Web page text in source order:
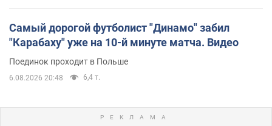
Самый дорогой футболист "Динамо" забил
"Карабаху" уже на 10-й минуте матча. Видео
Поединок проходит в Польше
6.08.2026 20:48 6,4 т.